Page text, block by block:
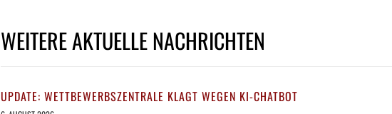
WEITERE AKTUELLE NACHRICHTEN
UPDATE: WETTBEWERBSZENTRALE KLAGT WEGEN KI-CHATBOT